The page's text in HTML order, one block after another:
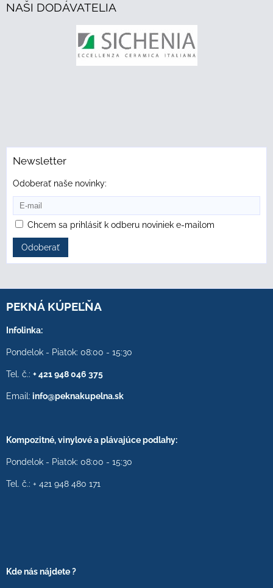
NAŠI DODÁVATELIA
Newsletter
Odoberať naše novinky:
Chcem sa prihlásiť k odberu noviniek e-mailom
Odoberať
PEKNÁ KÚPEĽŇA
Infolinka:
Pondelok - Piatok: 08:00 - 15:30
Tel. č.: + 421 948 046 375
Email: info@peknakupelna.sk
Kompozitné, vinylové a plávajúce podlahy:
Pondelok - Piatok: 08:00 - 15:30
Tel. č.: + 421 948 480 171
Kde nás nájdete ?